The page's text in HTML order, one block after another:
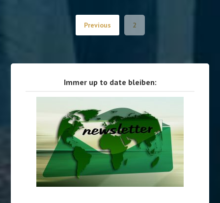
Previous 2
Immer up to date bleiben: